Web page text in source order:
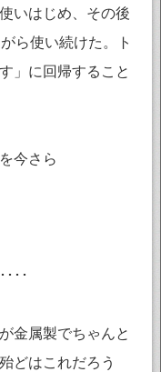
いはじめ、その後
ら使い続けた。ト
」に回帰すること
今さら
･･･
金属製でちゃんと
どはこれだろう